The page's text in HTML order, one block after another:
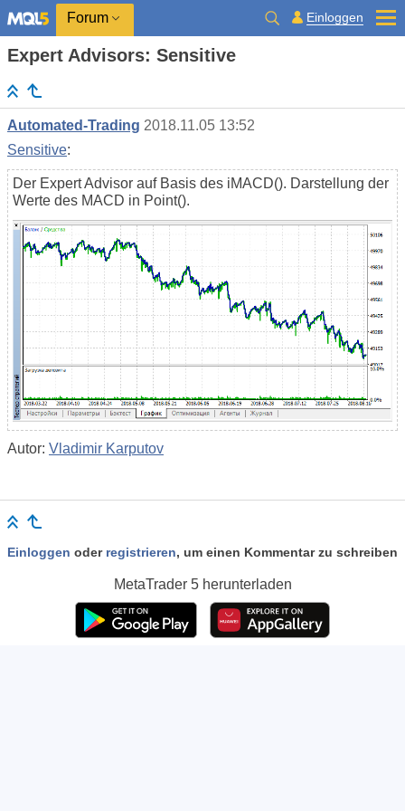
Forum Einloggen
Expert Advisors: Sensitive
Automated-Trading 2018.11.05 13:52
Sensitive:
Der Expert Advisor auf Basis des iMACD(). Darstellung der
Werte des MACD in Point().
Autor: Vladimir Karputov
Einloggen oder registrieren, um einen Kommentar zu schreiben
MetaTrader 5herunterladen